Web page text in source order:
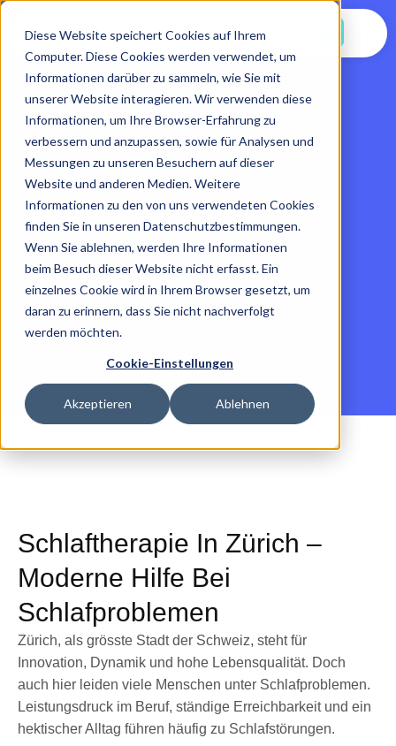
Diese Website speichert Cookies auf Ihrem
Computer. Diese Cookies werden verwendet, um
Informationen darüber zu sammeln, wie Sie mit
unserer Website interagieren. Wir verwenden diese
Informationen, um Ihre Browser-Erfahrung zu
verbessern und anzupassen, sowie für Analysen und
Messungen zu unseren Besuchern auf dieser
Website und anderen Medien. Weitere
Informationen zu den von uns verwendeten Cookies
finden Sie in unseren Datenschutzbestimmungen.
Wenn Sie ablehnen, werden Ihre Informationen
beim Besuch dieser Website nicht erfasst. Ein
einzelnes Cookie wird in Ihrem Browser gesetzt, um
daran zu erinnern, dass Sie nicht nachverfolgt
werden möchten.
Cookie-Einstellungen
Akzeptieren Ablehnen
Schlaftherapie In Zürich –
Moderne Hilfe Bei
Schlafproblemen
Zürich, als grösste Stadt der Schweiz, steht für
Innovation, Dynamik und hohe Lebensqualität. Doch
auch hier leiden viele Menschen unter Schlafproblemen.
Leistungsdruck im Beruf, ständige Erreichbarkeit und ein
hektischer Alltag führen häufig zu Schlafstörungen.